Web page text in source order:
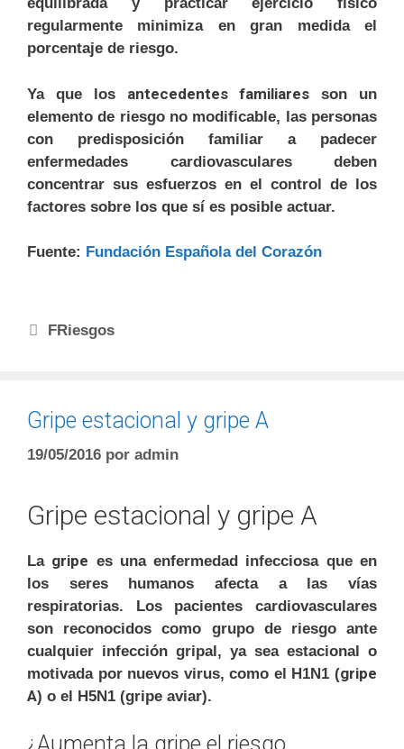
regularmente minimiza en gran medida el
porcentaje de riesgo.
Ya que los antecedentes familiares son un
elemento de riesgo no modificable, las personas
con predisposición familiar a padecer
enfermedades cardiovasculares deben
concentrar sus esfuerzos en el control de los
factores sobre los que sí es posible actuar.
Fuente: Fundación Española del Corazón
FRiesgos
Gripe estacional y gripe A
19/05/2016 por admin
Gripe estacional y gripe A
La gripe es una enfermedad infecciosa que en
los seres humanos afecta a las vías
respiratorias. Los pacientes cardiovasculares
son reconocidos como grupo de riesgo ante
cualquier infección gripal, ya sea estacional o
motivada por nuevos virus, como el H1N1 (gripe
A) o el H5N1 (gripe aviar).
¿Aumenta la gripe el riesgo